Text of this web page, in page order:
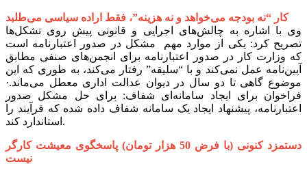
کار “نه بودجه می‌خواهد و نه هزینه”، فقط اراده سیاسی می‌طلبد
وی با اشاره به چالش‌های اجرایی و قانونی پیش روی تشکل‌ها
تصریح کرد: یکی از موارد مهم مشکل در صدور اعتبارنامه است
که وزارت کار در صدور اعتبارنامه برای انجمن‌های صنفی مطابق
آیین‌نامه عمل نمی‌کند و با “سلیقه” رفتار می‌کند، به طوری که این
موضوع گاهی تا دو سال در دیوان عدالت اداری معطل می‌ماند.·
فراخوان برای ایجاد سامانه‌ای شفاف: برای حل مشکل صدور
اعتبارنامه، پیشنهاد ایجاد یک سامانه شفاف داده شده که فرآیند را
استاندارد کند.
دستمزد کنونی (با فرض 50 هزار تومان) پاسخگوی معیشت کارگر
نیست